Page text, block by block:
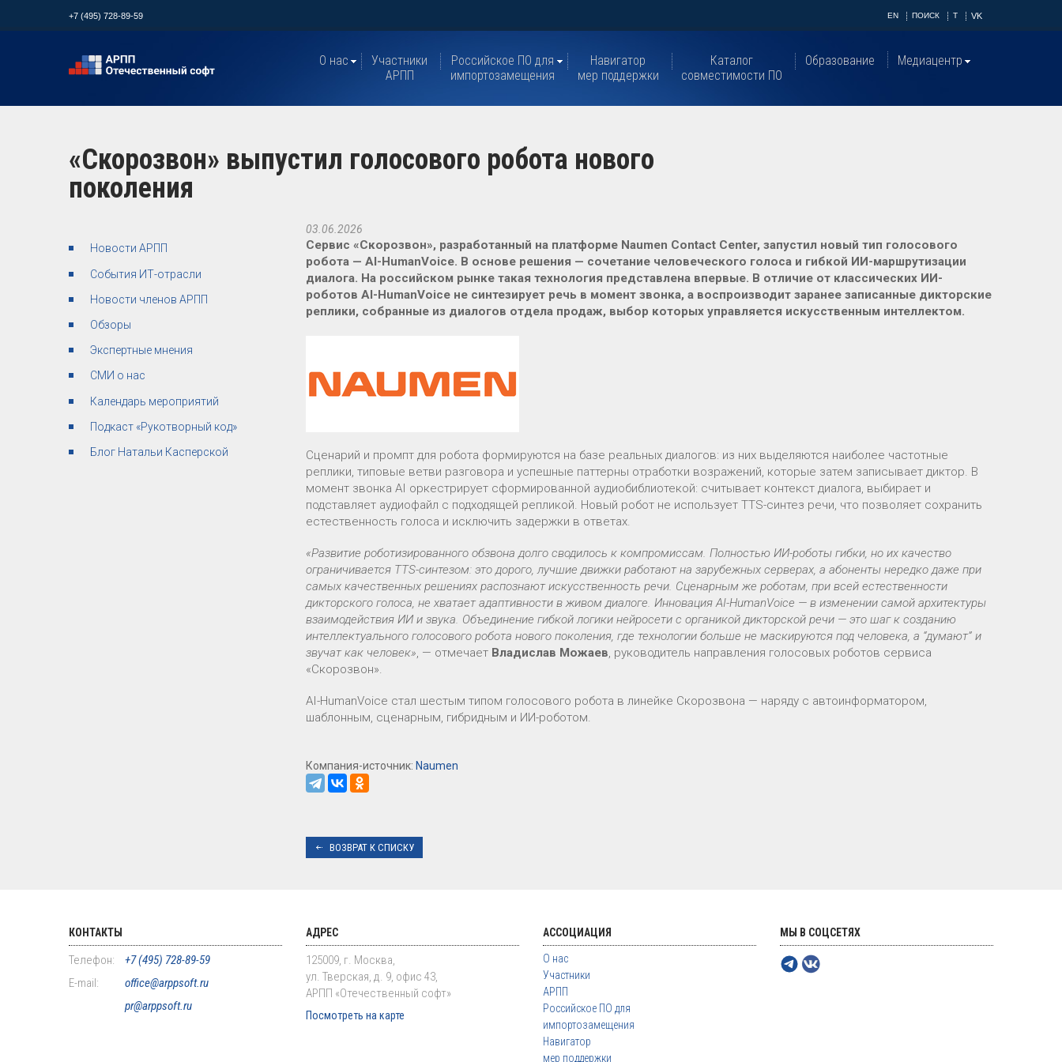
+7 (495) 728-89-59 EN ПОИСК T VK
О нас
Участники
АРПП
Российское ПО для
импортозамещения
Навигатор
мер поддержки
Каталог
совместимости ПО
Образование Медиацентр
«Скорозвон» выпустил голосового робота нового
поколения
Новости АРПП
События ИТ-отрасли
Новости членов АРПП
Обзоры
Экспертные мнения
СМИ о нас
Календарь мероприятий
Подкаст «Рукотворный код»
Блог Натальи Касперской
03.06.2026
Сервис «Скорозвон», разработанный на платформе Naumen Contact Center, запустил новый тип голосового
робота — AI-HumanVoice. В основе решения — сочетание человеческого голоса и гибкой ИИ-маршрутизации
диалога. На российском рынке такая технология представлена впервые. В отличие от классических ИИ-
роботов AI-HumanVoice не синтезирует речь в момент звонка, а воспроизводит заранее записанные дикторские
реплики, собранные из диалогов отдела продаж, выбор которых управляется искусственным интеллектом.
Сценарий и промпт для робота формируются на базе реальных диалогов: из них выделяются наиболее частотные
реплики, типовые ветви разговора и успешные паттерны отработки возражений, которые затем записывает диктор. В
момент звонка AI оркестрирует сформированной аудиобиблиотекой: считывает контекст диалога, выбирает и
подставляет аудиофайл с подходящей репликой. Новый робот не использует TTS-синтез речи, что позволяет сохранить
естественность голоса и исключить задержки в ответах.
«Развитие роботизированного обзвона долго сводилось к компромиссам. Полностью ИИ-роботы гибки, но их качество
ограничивается TTS-синтезом: это дорого, лучшие движки работают на зарубежных серверах, а абоненты нередко даже при
самых качественных решениях распознают искусственность речи. Сценарным же роботам, при всей естественности
дикторского голоса, не хватает адаптивности в живом диалоге. Инновация AI-HumanVoice — в изменении самой архитектуры
взаимодействия ИИ и звука. Объединение гибкой логики нейросети с органикой дикторской речи — это шаг к созданию
интеллектуального голосового робота нового поколения, где технологии больше не маскируются под человека, а “думают” и
звучат как человек», — отмечает Владислав Можаев, руководитель направления голосовых роботов сервиса
«Скорозвон».
AI-HumanVoice стал шестым типом голосового робота в линейке Скорозвона — наряду с автоинформатором,
шаблонным, сценарным, гибридным и ИИ-роботом.
Компания-источник: Naumen
ВОЗВРАТ К СПИСКУ
КОНТАКТЫ
Телефон:
+7 (495) 728-89-59
E-mail:
office@arppsoft.ru
pr@arppsoft.ru
АДРЕС
125009, г. Москва,
ул. Тверская, д. 9, офис 43,
АРПП «Отечественный софт»
Посмотреть на карте
АССОЦИАЦИЯ
О нас
Участники
АРПП
Российское ПО для
импортозамещения
Навигатор
мер поддержки
МЫ В СОЦСЕТЯХ